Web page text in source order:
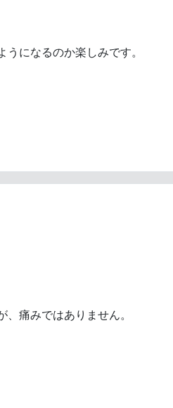
になるのか楽しみです。
痛みではありません。